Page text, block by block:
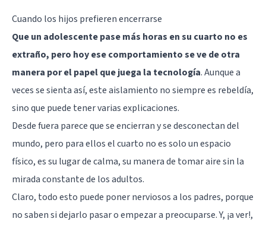
Cuando los hijos prefieren encerrarse
Que un adolescente pase más horas en su cuarto no es
extraño, pero hoy ese comportamiento se ve de otra
manera por el papel que juega la tecnología. Aunque a
veces se sienta así, este aislamiento no siempre es rebeldía,
sino que puede tener varias explicaciones.
Desde fuera parece que se encierran y se desconectan del
mundo, pero para ellos el cuarto no es solo un espacio
físico, es su lugar de calma, su manera de tomar aire sin la
mirada constante de los adultos.
Claro, todo esto puede poner nerviosos a los padres, porque
no saben si dejarlo pasar o empezar a preocuparse. Y, ¡a ver!,